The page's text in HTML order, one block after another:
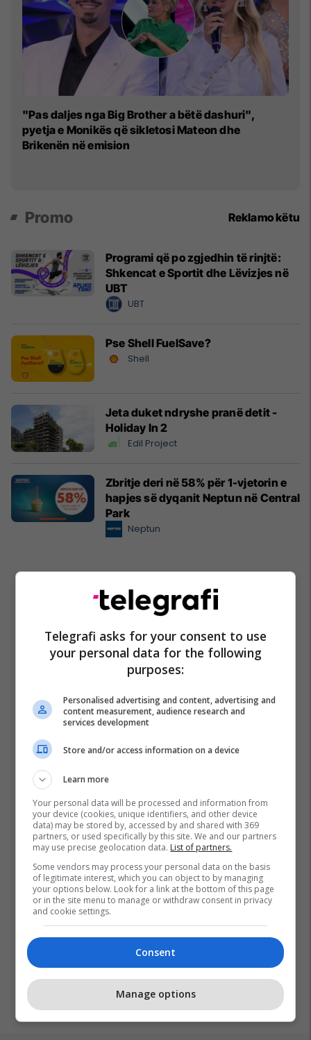
"Pas daljes nga Big Brother a bëtë dashuri",
pyetja e Monikës që sikletosi Mateon dhe
Brikenën në emision
Promo Reklamo këtu
Programi që po zgjedhin të rinjtë:
Shkencat e Sportit dhe Lëvizjes në
UBT
UBT
Pse Shell FuelSave?
Shell
Jeta duket ndryshe pranë detit -
Holiday In 2
Edil Project
Zbritje deri në 58% për 1-vjetorin e
hapjes së dyqanit Neptun në Central
Park
Neptun
Telegrafi asks for your consent to use
your personal data for the following
purposes:
Personalised advertising and content, advertising and
content measurement, audience research and
services development
Store and/or access information on a device
Learn more
Your personal data will be processed and information from
your device (cookies, unique identifiers, and other device
data) may be stored by, accessed by and shared with 369
partners, or used specifically by this site. We and our partners
may use precise geolocation data. List of partners.
Some vendors may process your personal data on the basis
of legitimate interest, which you can object to by managing
your options below. Look for a link at the bottom of this page
or in the site menu to manage or withdraw consent in privacy
and cookie settings.
Consent
Manage options